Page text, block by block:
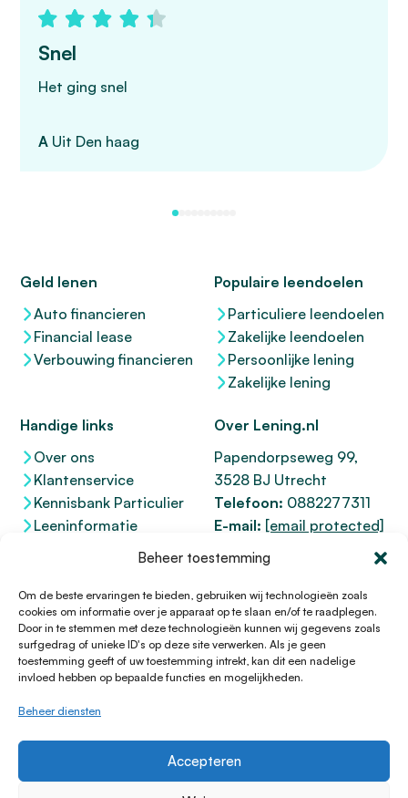
Beheer toestemming
Om de beste ervaringen te bieden, gebruiken wij technologieën zoals
cookies om informatie over je apparaat op te slaan en/of te raadplegen.
Door in te stemmen met deze technologieën kunnen wij gegevens zoals
surfgedrag of unieke ID's op deze site verwerken. Als je geen
toestemming geeft of uw toestemming intrekt, kan dit een nadelige
invloed hebben op bepaalde functies en mogelijkheden.
Beheer diensten
Accepteren
Snel
Het ging snel
A Uit Den haag
Geld lenen
Auto financieren
Financial lease
Verbouwing financieren
Populaire leendoelen
Particuliere leendoelen
Zakelijke leendoelen
Persoonlijke lening
Zakelijke lening
Handige links
Over ons
Klantenservice
Kennisbank Particulier
Leeninformatie
Over Lening.nl
Papendorpseweg 99,
3528 BJ Utrecht
Telefoon: 0882277311
E-mail: [email protected]
KvK 76100200
12047091
Kifid 300.017942
© 1996 - 2026 Lening.nl
Privacy Policy
HTML Sitemap